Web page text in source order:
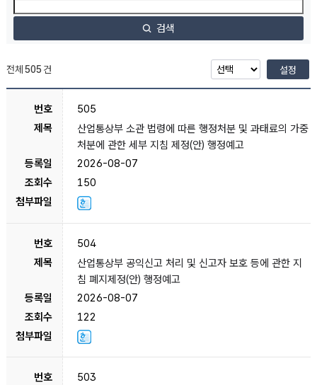
검색
전체505 건 설정
505
산업통상부 소관 법령에 따른 행정처분 및 과태료의 가중
처분에 관한 세부 지침 제정(안) 행정예고
2026-08-07
150
504
산업통상부 공익신고 처리 및 신고자 보호 등에 관한 지
침 폐지제정(안) 행정예고
2026-08-07
122
503